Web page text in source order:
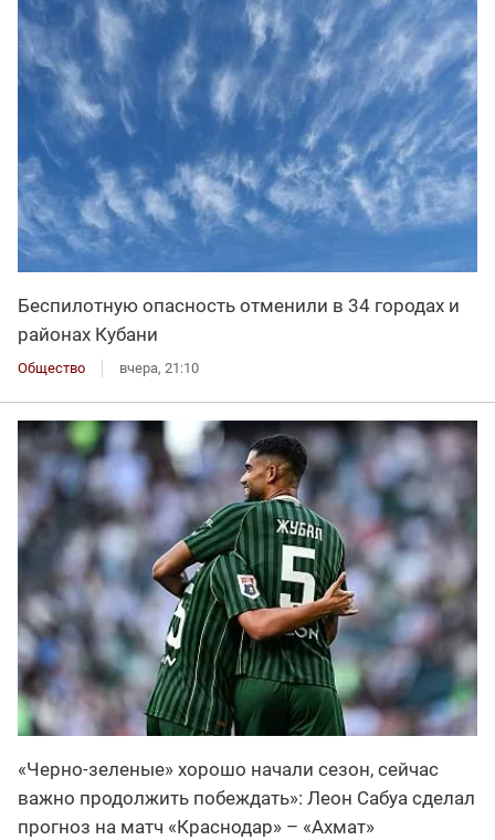
Беспилотную опасность отменили в 34 городах и
районах Кубани
Общество вчера, 21:10
«Черно-зеленые» хорошо начали сезон, сейчас
важно продолжить побеждать»: Леон Сабуа сделал
прогноз на матч «Краснодар» – «Ахмат»